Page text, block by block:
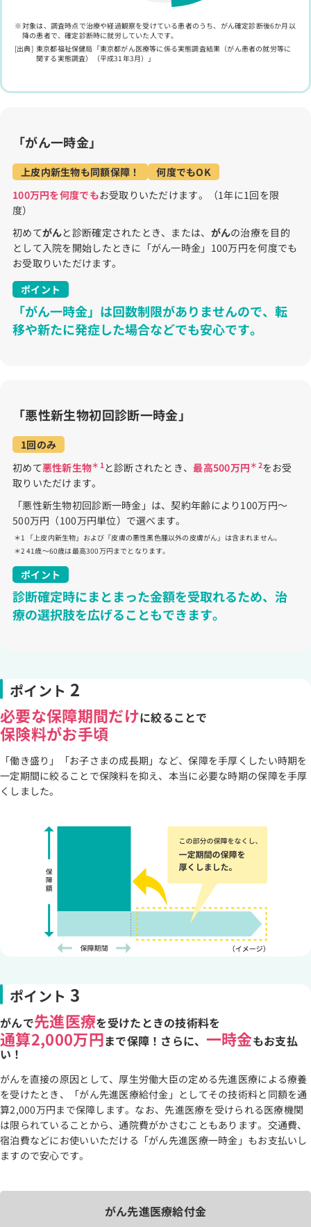
対象は、調査時点で治療や経過観察を受けている患者のうち、がん確定診断後6か月以
降の患者で、確定診断時に就労していた人です。
東京都福祉保健局「東京都がん医療等に係る実態調査結果（がん患者の就労等に
関する実態調査）（平成31年3月）」
「がん一時金」
上皮内新生物も同額保障！
何度でもOK
100万円を何度でもお受取りいただけます。（1年に1回を限
度）
初めてがんと診断確定されたとき、または、 がんの治療を目的
として入院を開始したときに「がん一時金」100万円を何度でも
お受取りいただけます。
ポイント
「がん一時金」は回数制限がありませんので、転
移や新たに発症した場合などでも安心です。
「悪性新生物初回診断一時金」
1回のみ
初めて悪性新生物＊1と診断されたとき、最高500万円＊2をお受
取りいただけます。
「悪性新生物初回診断一時金」は、契約年齢により100万円～
500万円（100万円単位）で選べます。
「上皮内新生物」および「皮膚の悪性黒色腫以外の皮膚がん」は含まれません。
41歳～60歳は最高300万円までとなります。
ポイント
診断確定時にまとまった金額を受取れるため、治
療の選択肢を広げることもできます。
ポイント 2
必要な保障期間だけに絞ることで
保険料がお手頃
「働き盛り」「お子さまの成長期」など、保障を手厚くしたい時期を
一定期間に絞ることで保険料を抑え、本当に必要な時期の保障を手厚
くしました。
ポイント 3
がんで先進医療を受けたときの技術料を
通算2,000万円まで保障！さらに、 一時金もお支払
い！
がんを直接の原因として、厚生労働大臣の定める先進医療による療養
を受けたとき、「がん先進医療給付金」としてその技術料と同額を通
算2,000万円まで保障します。なお、先進医療を受けられる医療機関
は限られていることから、通院費がかさむこともあります。交通費、
宿泊費などにお使いいただける「がん先進医療一時金」もお支払いし
ますので安心です。
がん先進医療給付金